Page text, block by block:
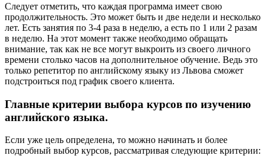
Следует отметить, что каждая программа имеет свою
продолжительность. Это может быть и две недели и несколько
лет. Есть занятия по 3-4 раза в неделю, а есть по 1 или 2 разам
в неделю. На этот момент также необходимо обращать
внимание, так как не все могут выкроить из своего личного
времени столько часов на дополнительное обучение. Ведь это
только репетитор по английскому языку из Львова сможет
подстроиться под график своего клиента.
Главные критерии выбора курсов по изучению
английского языка.
Если уже цель определена, то можно начинать и более
подробный выбор курсов, рассматривая следующие критерии: